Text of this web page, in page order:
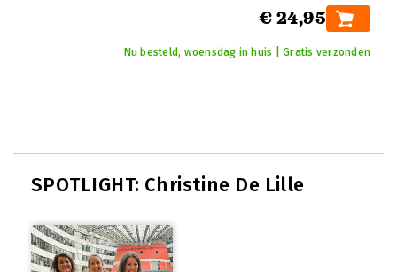
€ 24,95
Nu besteld, woensdag in huis | Gratis verzonden
SPOTLIGHT: Christine De Lille